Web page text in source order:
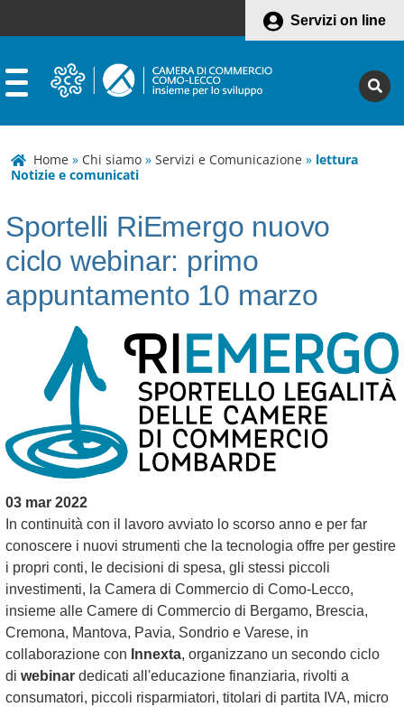
Servizi on line
Home » Chi siamo » Servizi e Comunicazione » lettura
Notizie e comunicati
Sportelli RiEmergo nuovo
ciclo webinar: primo
appuntamento 10 marzo
03 mar 2022
In continuità con il lavoro avviato lo scorso anno e per far
conoscere i nuovi strumenti che la tecnologia offre per gestire
i propri conti, le decisioni di spesa, gli stessi piccoli
investimenti, la Camera di Commercio di Como-Lecco,
insieme alle Camere di Commercio di Bergamo, Brescia,
Cremona, Mantova, Pavia, Sondrio e Varese, in
collaborazione con Innexta, organizzano un secondo ciclo
di webinar dedicati all'educazione finanziaria, rivolti a
consumatori, piccoli risparmiatori, titolari di partita IVA, micro